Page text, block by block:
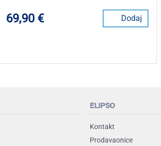
69,90 € Dodaj
elipso
Kontakt
Prodavaonice